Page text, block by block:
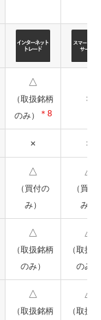
△
（取扱銘柄
のみ）
＊8
×
× ×
△
（買付の
み）
△
（買付
み）
△
（取扱銘柄
のみ）
△
（取扱
のみ）
△
（取扱銘柄
△
（取扱